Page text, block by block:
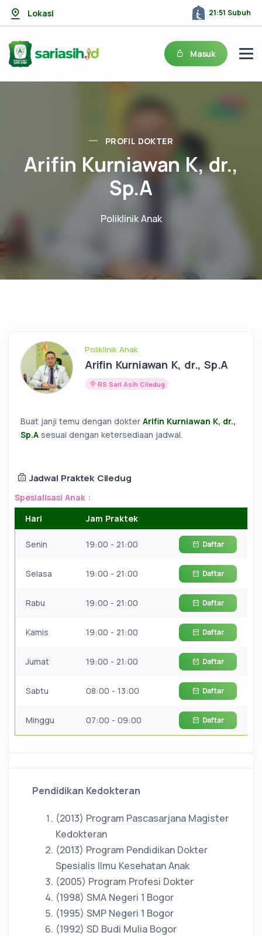
Lokasi 21:51 Subuh
Masuk
PROFIL DOKTER
Arifin Kurniawan K, dr.,
Sp.A
Poliklinik Anak
Poliklinik Anak
Arifin Kurniawan K, dr., Sp.A
RS Sari Asih Ciledug
Buat janji temu dengan dokter Arifin Kurniawan K, dr.,
Sp.A sesuai dengan ketersediaan jadwal.
Jadwal Praktek Ciledug
Spesialisasi Anak :
Hari
Jam Praktek
Senin 19:00 - 21:00 Daftar
Selasa 19:00 - 21:00 Daftar
Rabu 19:00 - 21:00 Daftar
Kamis 19:00 - 21:00 Daftar
Jumat 19:00 - 21:00 Daftar
Sabtu 08:00 - 13:00 Daftar
Minggu 07:00 - 09:00 Daftar
Pendidikan Kedokteran
(2013) Program Pascasarjana Magister
Kedokteran
(2013) Program Pendidikan Dokter
Spesialis Ilmu Kesehatan Anak
(2005) Program Profesi Dokter
(1998) SMA Negeri 1 Bogor
(1995) SMP Negeri 1 Bogor
(1992) SD Budi Mulia Bogor